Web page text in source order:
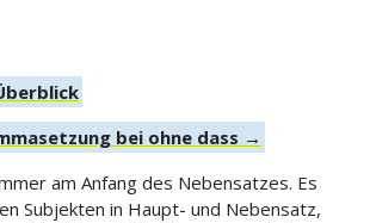
bei ohne dass →
am Anfang des Nebensatzes. Es
Subjekten in Haupt- und Nebensatz,